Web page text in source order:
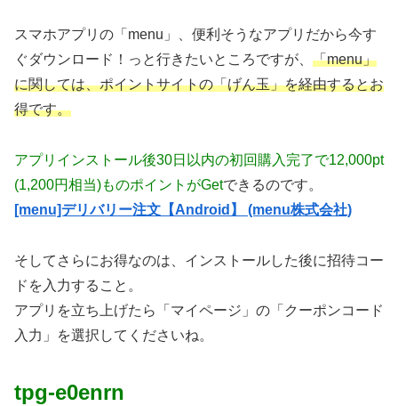
スマホアプリの「menu」、便利そうなアプリだから今す
ぐダウンロード！っと行きたいところですが、 「menu」
に関しては、ポイントサイトの「げん玉」を経由するとお
得です。
アプリインストール後30日以内の初回購入完了で12,000pt
(1,200円相当)ものポイントがGetできるのです。
[menu]デリバリー注文【Android】 (menu株式会社)
そしてさらにお得なのは、インストールした後に招待コー
ドを入力すること。
アプリを立ち上げたら「マイページ」の「クーポンコード
入力」を選択してくださいね。
tpg-e0enrn